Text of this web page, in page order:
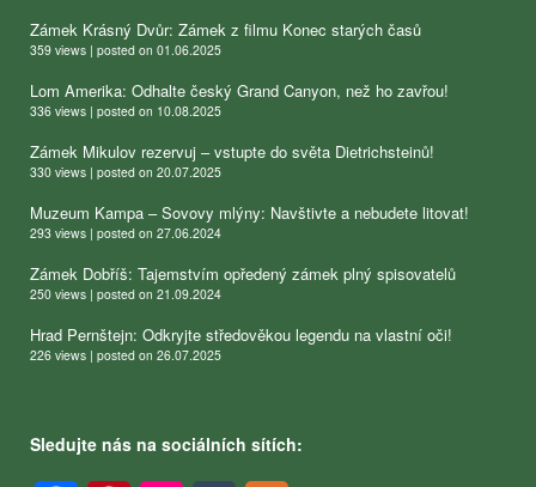
Zámek Krásný Dvůr: Zámek z filmu Konec starých časů
359 views | posted on 01.06.2025
Lom Amerika: Odhalte český Grand Canyon, než ho zavřou!
336 views | posted on 10.08.2025
Zámek Mikulov rezervuj – vstupte do světa Dietrichsteinů!
330 views | posted on 20.07.2025
Muzeum Kampa – Sovovy mlýny: Navštivte a nebudete litovat!
293 views | posted on 27.06.2024
Zámek Dobříš: Tajemstvím opředený zámek plný spisovatelů
250 views | posted on 21.09.2024
Hrad Pernštejn: Odkryjte středověkou legendu na vlastní oči!
226 views | posted on 26.07.2025
Sledujte nás na sociálních sítích: